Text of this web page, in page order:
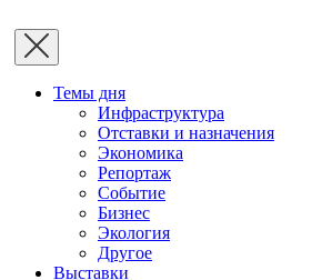
Темы дня
Инфраструктура
Отставки и назначения
Экономика
Репортаж
Событие
Бизнес
Экология
Другое
Выставки